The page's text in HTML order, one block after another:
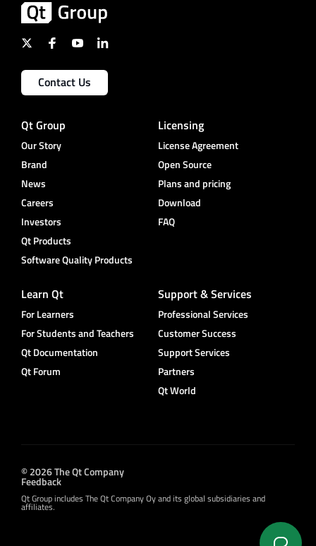
Contact Us
Qt Group
Our Story
Brand
News
Careers
Investors
Qt Products
Software Quality Products
Licensing
License Agreement
Open Source
Plans and pricing
Download
FAQ
Learn Qt
For Learners
For Students and Teachers
Qt Documentation
Qt Forum
Support & Services
Professional Services
Customer Success
Support Services
Partners
Qt World
© 2026 The Qt Company
Feedback
Qt Group includes The Qt Company Oy and its global subsidiaries and
affiliates.